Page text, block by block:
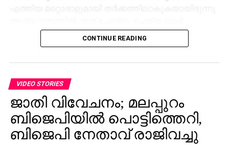
ജീവനക്കാരുമായി സംഘര്‍ഷം ശക്തമായി. പ്രതികളുടെ
സംഘം ആദ്യം ബാറില്‍ നിന്ന് പുറത്തുപോയെങ്കിലും,
ജീവനക്കാര്‍ക്ക് മര്‍ദനമേല്‍ക്കുകയും അക്രമം
ആവര്‍ത്തിച്ച് അഞ്ചുതവണ വരെ തിരിച്ചെത്തി
ആക്രമണം നടത്തിയതായും ബാര്‍ ഉടമ നല്‍കിയ
പരാതിയില്‍ പറയുന്നു. വിദ്യാഭ്യാസ
ആവശ്യങ്ങള്‍ക്കായി എറണാകുളത്ത് എത്തിയവരാണ്
പ്രതികളെന്ന് പൊലീസ് കണ്ടെത്തിയിട്ടുണ്ട്.
CONTINUE READING
VIDEO STORIES
ജാതി വിവേചനം; മലപ്പുറം
ബിജെപിയില്‍ പൊട്ടിത്തെറി,
ബിജെപി നേതാവ് രാജിവച്ചു